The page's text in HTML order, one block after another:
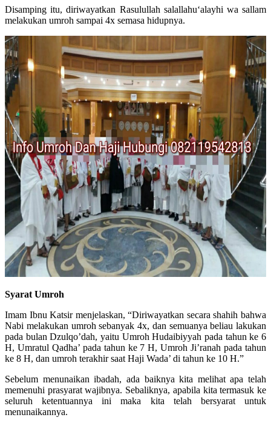
Disamping itu, diriwayatkan Rasulullah salallahu‘alayhi wa sallam
melakukan umroh sampai 4x semasa hidupnya.
Syarat Umroh
Imam Ibnu Katsir menjelaskan, “Diriwayatkan secara shahih bahwa
Nabi melakukan umroh sebanyak 4x, dan semuanya beliau lakukan
pada bulan Dzulqo’dah, yaitu Umroh Hudaibiyyah pada tahun ke 6
H, Umratul Qadha’ pada tahun ke 7 H, Umroh Ji’ranah pada tahun
ke 8 H, dan umroh terakhir saat Haji Wada’ di tahun ke 10 H.”
Sebelum menunaikan ibadah, ada baiknya kita melihat apa telah
memenuhi prasyarat wajibnya. Sebaliknya, apabila kita termasuk ke
seluruh ketentuannya ini maka kita telah bersyarat untuk
menunaikannya.